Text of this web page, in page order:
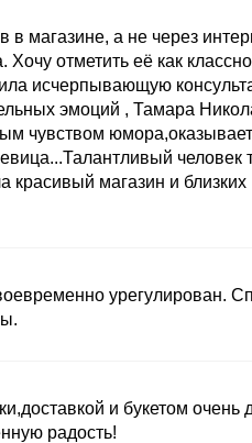
в магазине, а не через
Хочу отметить её как
исчерпывающую
эмоций , Тамара
чувством
человек
красивый магазин и
урегулирован.
и букетом
радость!